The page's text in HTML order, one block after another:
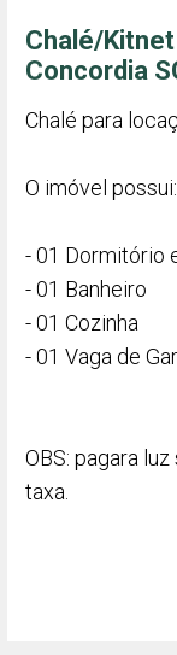
Chalé/
Concordia
Chalé para
O imóvel possui:
- 01 Dormitório
- 01 Banheiro
- 01 Cozinha
- 01 Vaga de
OBS: pagara
taxa.